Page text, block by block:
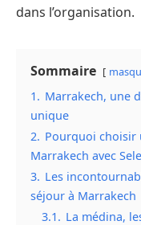
dans l’organisation.
Sommaire
1. Marrakech, une
unique
2. Pourquoi choisir
Marrakech avec
3. Les
séjour à Marrakech
3.1. La médina,